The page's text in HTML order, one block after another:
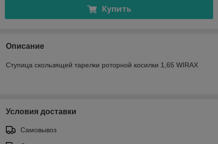
Купить
Описание
Ступица скользящей тарелки роторной косилки 1,65 WIRAX
Условия доставки
Самовывоз